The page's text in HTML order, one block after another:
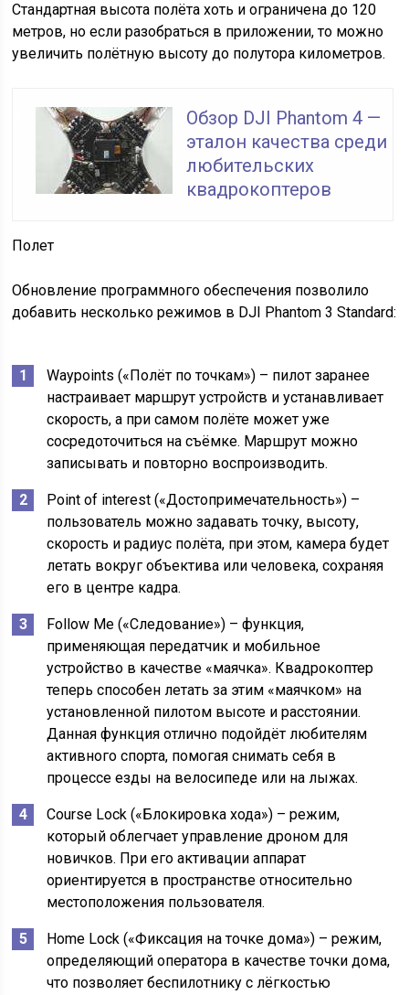
Стандартная высота полёта хоть и ограничена до 120
метров, но если разобраться в приложении, то можно
увеличить полётную высоту до полутора километров.
Обзор DJI Phantom 4 —
эталон качества среди
любительских
квадрокоптеров
Полет
Обновление программного обеспечения позволило
добавить несколько режимов в DJI Phantom 3 Standard:
Waypoints («Полёт по точкам») – пилот заранее
настраивает маршрут устройств и устанавливает
скорость, а при самом полёте может уже
сосредоточиться на съёмке. Маршрут можно
записывать и повторно воспроизводить.
Point of interest («Достопримечательность») –
пользователь можно задавать точку, высоту,
скорость и радиус полёта, при этом, камера будет
летать вокруг объектива или человека, сохраняя
его в центре кадра.
Follow Me («Следование») – функция,
применяющая передатчик и мобильное
устройство в качестве «маячка». Квадрокоптер
теперь способен летать за этим «маячком» на
установленной пилотом высоте и расстоянии.
Данная функция отлично подойдёт любителям
активного спорта, помогая снимать себя в
процессе езды на велосипеде или на лыжах.
Course Lock («Блокировка хода») – режим,
который облегчает управление дроном для
новичков. При его активации аппарат
ориентируется в пространстве относительно
местоположения пользователя.
Home Lock («Фиксация на точке дома») – режим,
определяющий оператора в качестве точки дома,
что позволяет беспилотнику с лёгкостью